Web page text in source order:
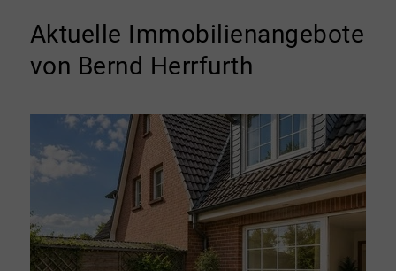
Aktuelle Immobilienangebote
von Bernd Herrfurth